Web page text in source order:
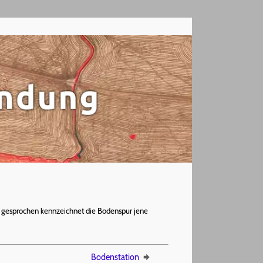
kennzeichnet die Bodenspur jene
Bodenstation